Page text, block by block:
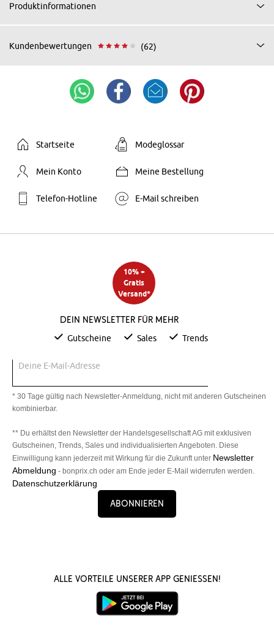
Produktinformationen
Kundenbewertungen (62)
Startseite Modeglossar
Mein Konto Meine Bestellung
Telefon-Hotline E-Mail schreiben
10% +
Gratis
Versand*
Dein Newsletter für mehr
Gutscheine Sales Trends
Deine E-Mail-Adresse
* 30 Tage gültig nach Newsletter-Anmeldung, nicht mit anderen Gutscheinen
kombinierbar.
** Du erhältst den Newsletter der Handelsgesellschaft AG mit exklusiven
Gutscheinen, Trends, Sales und individualisierten Angeboten. Diese
Einwilligung kann jederzeit mit Wirkung für die Zukunft unter Newsletter
Abmeldung - bonprix.ch oder am Ende jeder E-Mail widerrufen werden.
Datenschutzerklärung
Abonnieren
Alle Vorteile unserer App genießen!